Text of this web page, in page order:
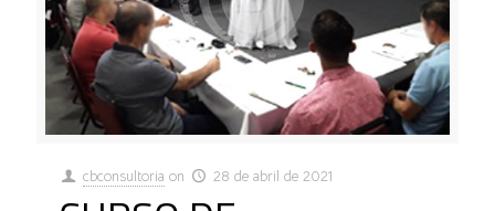
cbconsultoria on 28 de abril de 2021